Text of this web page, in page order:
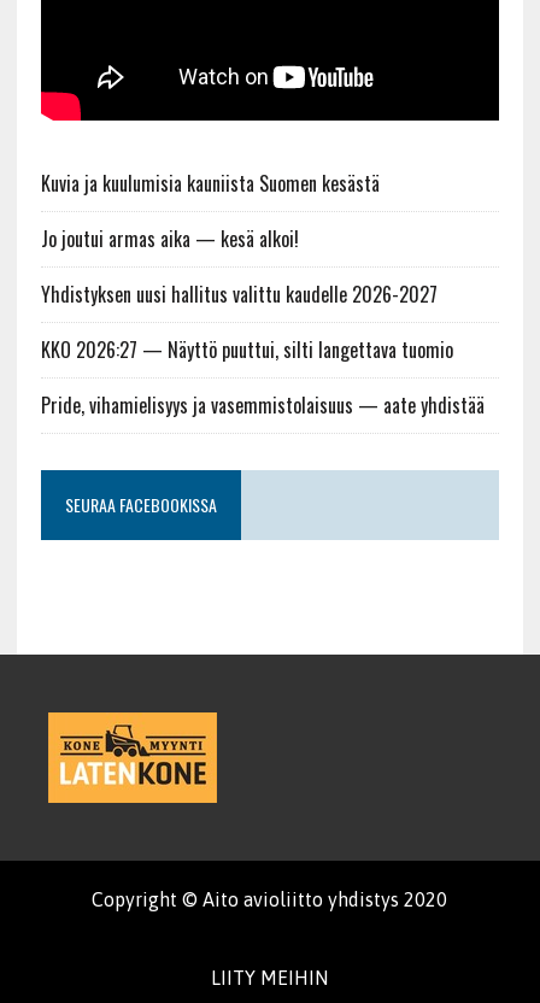
Kuvia ja kuulumisia kauniista Suomen kesästä
Jo joutui armas aika — kesä alkoi!
Yhdistyksen uusi hallitus valittu kaudelle 2026-2027
KKO 2026:27 — Näyttö puuttui, silti langettava tuomio
Pride, vihamielisyys ja vasemmistolaisuus — aate yhdistää
SEURAA FACEBOOKISSA
Copyright © Aito avioliitto yhdistys 2020
LIITY MEIHIN